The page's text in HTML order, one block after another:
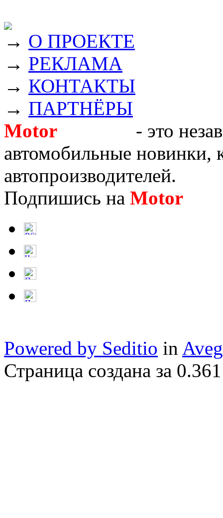
→ О ПРОЕКТЕ
→ РЕКЛАМА
→ КОНТАКТЫ
→ ПАРТНЁРЫ
Motor
- это
автомобильные новинки,
автопроизводителей.
Подпишись на Motor
Powered by Seditio in
Страница создана за